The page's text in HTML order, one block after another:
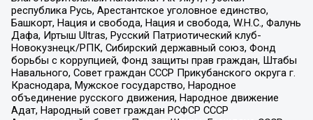
республика Русь, Арестантское уголовное единство,
Башкорт, Нация и свобода, Нация и свобода, W.H.С., Фалунь
Дафа, Иртыш Ultras, Русский Патриотический клуб-
Новокузнецк/РПК, Сибирский державный союз, Фонд
борьбы с коррупцией, Фонд защиты прав граждан, Штабы
Навального, Совет граждан СССР Прикубанского округа г.
Краснодара, Мужское государство, Народное
объединение русского движения, Народное движение
Адат, Народный совет граждан РСФСР СССР